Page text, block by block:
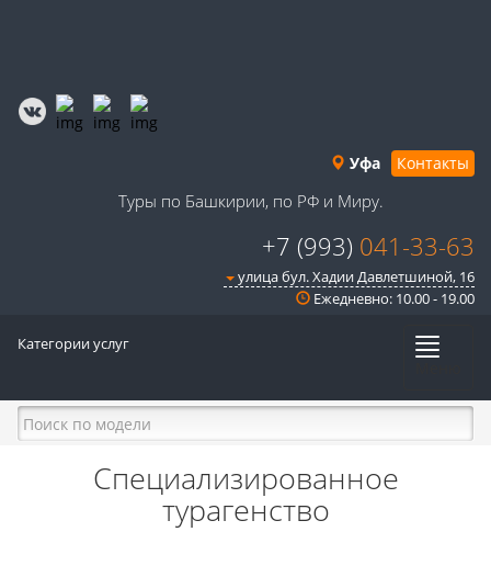
Уфа Контакты
Туры по Башкирии, по РФ и Миру.
+7 (993) 041-33-63
улица бул. Хадии Давлетшиной, 16
Ежедневно: 10.00 - 19.00
Категории услуг
Специализированное
турагенство